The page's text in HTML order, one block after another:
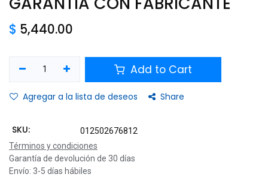
$ 5,440.00
Add to Cart
Agregar a la lista de deseos Share
SKU:
012502676812
Términos y condiciones
Garantía de devolución de 30 días
Envío: 3-5 días hábiles